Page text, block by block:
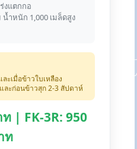
ร่งแตกกอ
น้ำหนัก 1,000 เมล็ดสูง
ะเมื่อข้าวใบเหลือง
และก่อนข้าวสุก 2-3 สัปดาห์
ท | FK-3R: 950
ท